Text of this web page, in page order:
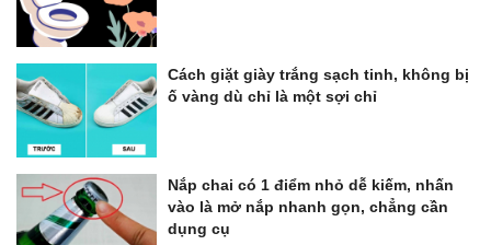
Cách giặt giày trắng sạch tinh, không bị
ố vàng dù chỉ là một sợi chỉ
Nắp chai có 1 điểm nhỏ dễ kiếm, nhấn
vào là mở nắp nhanh gọn, chẳng cần
dụng cụ